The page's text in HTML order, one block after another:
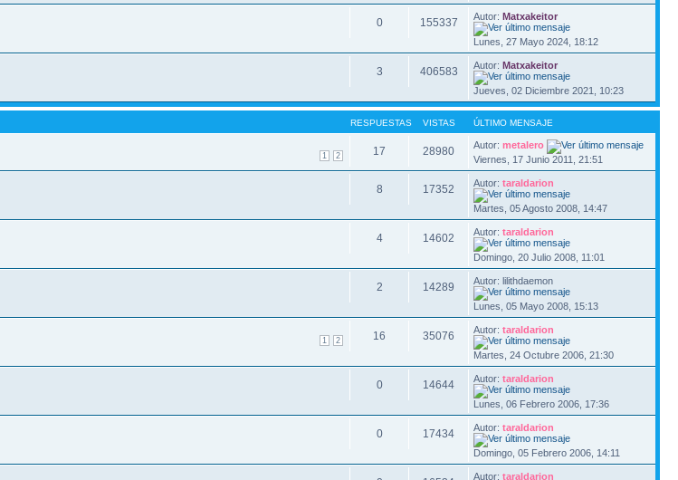
0 155337 Autor:Matxakeitor
Lunes, 27 Mayo 2024, 18:12
3 406583 Autor:Matxakeitor
Jueves, 02 Diciembre 2021, 10:23
RESPUESTAS VISTAS ÚLTIMO MENSAJE
1 2 17 28980 Autor:metalero
Viernes, 17 Junio 2011, 21:51
8 17352 Autor:taraldarion
Martes, 05 Agosto 2008, 14:47
4 14602 Autor:taraldarion
Domingo, 20 Julio 2008, 11:01
2 14289 Autor: lilithdaemon
Lunes, 05 Mayo 2008, 15:13
1 2 16 35076 Autor:taraldarion
Martes, 24 Octubre 2006, 21:30
0 14644 Autor:taraldarion
Lunes, 06 Febrero 2006, 17:36
0 17434 Autor:taraldarion
Domingo, 05 Febrero 2006, 14:11
Autor:taraldarion